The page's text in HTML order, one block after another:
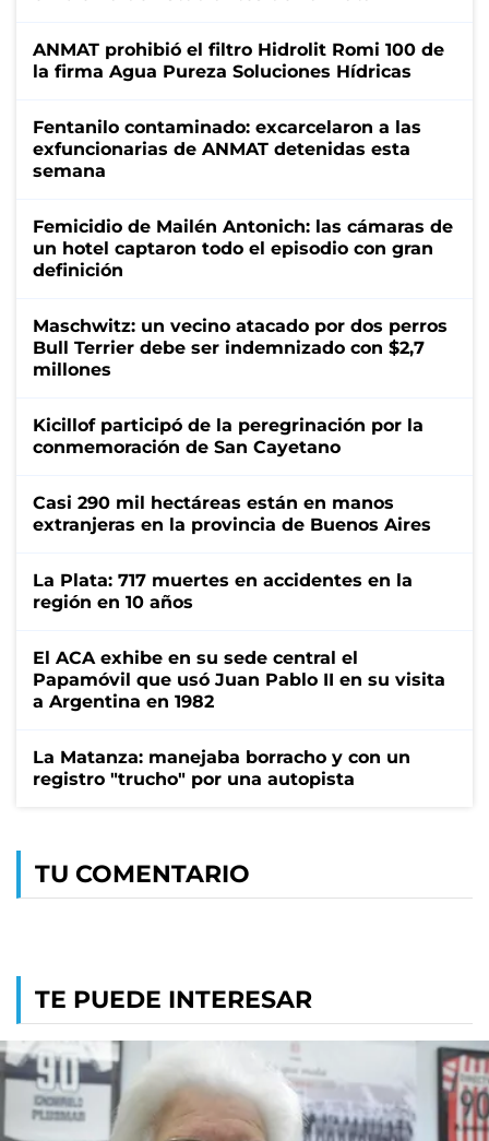
ANMAT prohibió el filtro Hidrolit Romi 100 de
la firma Agua Pureza Soluciones Hídricas
Fentanilo contaminado: excarcelaron a las
exfuncionarias de ANMAT detenidas esta
semana
Femicidio de Mailén Antonich: las cámaras de
un hotel captaron todo el episodio con gran
definición
Maschwitz: un vecino atacado por dos perros
Bull Terrier debe ser indemnizado con $2,7
millones
Kicillof participó de la peregrinación por la
conmemoración de San Cayetano
Casi 290 mil hectáreas están en manos
extranjeras en la provincia de Buenos Aires
La Plata: 717 muertes en accidentes en la
región en 10 años
El ACA exhibe en su sede central el
Papamóvil que usó Juan Pablo II en su visita
a Argentina en 1982
La Matanza: manejaba borracho y con un
registro "trucho" por una autopista
TU COMENTARIO
TE PUEDE INTERESAR